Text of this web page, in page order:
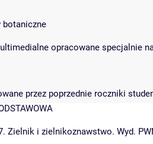
botaniczne
opracowane specjalnie
przez poprzednie roczniki
Zielnik i zielnikoznawstwo. Wyd.